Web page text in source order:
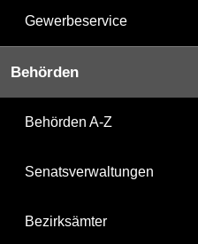
Gewerbeservice
Behörden
Behörden A-Z
Senatsverwaltungen
Bezirksämter